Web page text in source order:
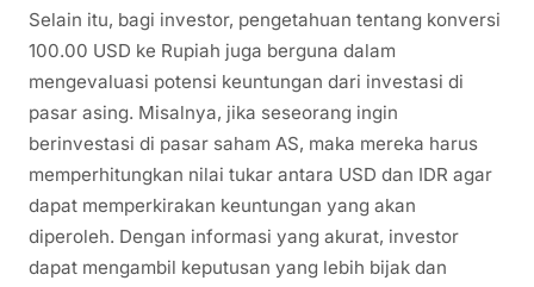
Selain itu, bagi investor, pengetahuan tentang konversi
100.00 USD ke Rupiah juga berguna dalam
mengevaluasi potensi keuntungan dari investasi di
pasar asing. Misalnya, jika seseorang ingin
berinvestasi di pasar saham AS, maka mereka harus
memperhitungkan nilai tukar antara USD dan IDR agar
dapat memperkirakan keuntungan yang akan
diperoleh. Dengan informasi yang akurat, investor
dapat mengambil keputusan yang lebih bijak dan